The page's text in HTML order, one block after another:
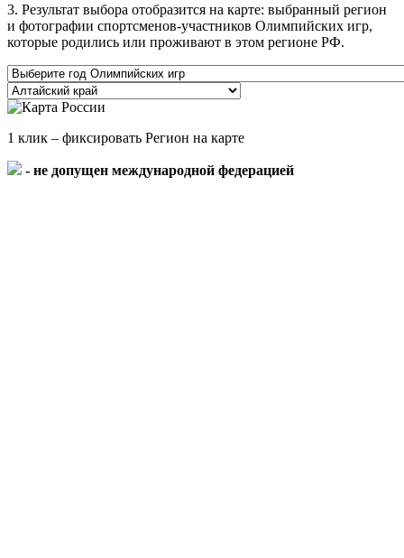
3. Результат выбора отобразится на карте: выбранный регион
и фотографии спортсменов-участников Олимпийских игр,
которые родились или проживают в этом регионе РФ.
1 клик – фиксировать Регион на карте
- не допущен международной федерацией